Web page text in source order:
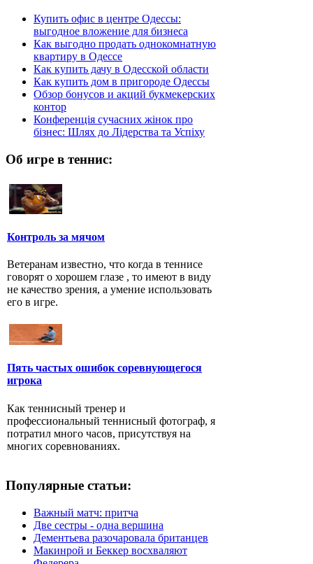
Купить офис в центре Одессы:
выгодное вложение для бизнеса
Как выгодно продать однокомнатную
квартиру в Одессе
Как купить дачу в Одесской области
Как купить дом в пригороде Одессы
Обзор бонусов и акций букмекерских
контор
Конференція сучасних жінок про
бізнес: Шлях до Лідерства та Успіху
Об игре в теннис:
Контроль за мячом
Ветеранам известно, что когда в теннисе
говорят о хорошем глазе , то имеют в виду
не качество зрения, а умение использовать
его в игре.
Пять частых ошибок соревнующегося
игрока
Как теннисный тренер и
профессиональный теннисный фотограф, я
потратил много часов, присутствуя на
многих соревнованиях.
Популярные статьи:
Важный матч: притча
Две сестры - одна вершина
Дементьева разочаровала британцев
Макинрой и Беккер восхваляют